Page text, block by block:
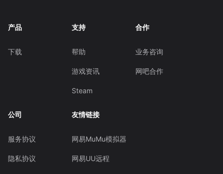
产品
下载
支持
帮助
游戏资讯
Steam
合作
业务咨询
网吧合作
公司
服务协议
隐私协议
友情链接
网易MuMu模拟器
网易UU远程